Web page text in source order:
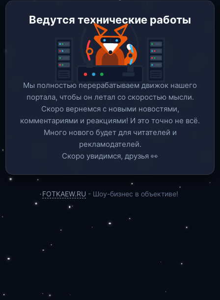
Ведутся технические работы
Мы полностью перерабатываем движок нашего
портала, чтобы он летал со скоростью мысли.
Скоро вернемся c новыми новостями,
комментариями и реакциями! И это точно не всё.
Много нового будет для читателей и
рекламодателей.
Скоро увидимся, друзья 👀
FOTKAEW.RU - Шоу-бизнес в объективе!